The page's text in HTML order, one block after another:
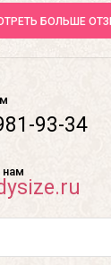
БОЛЬШЕ
93-34
нам